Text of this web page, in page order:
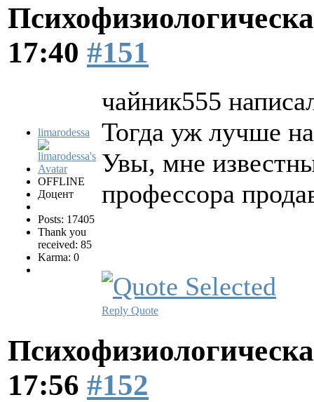
17:40 #151
limarodessa
OFFLINE
Доцент
Posts: 17405
Thank you
received: 85
Karma: 0
чайник555
Тогда уж лучше
Увы, мне
профессора
Reply Quote
17:56 #152